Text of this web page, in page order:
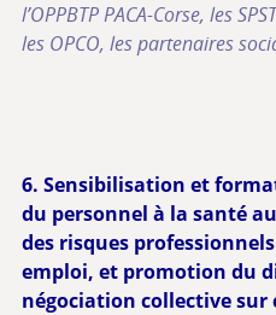
l’OPPBTP PACA-Corse, les
les OPCO, les partenaires
6. Sensibilisation et
du personnel à la santé
des risques
emploi, et promotion du
négociation collective sur